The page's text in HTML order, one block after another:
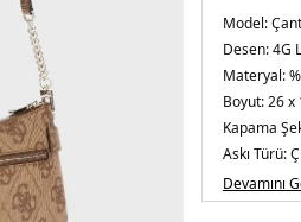
Model:
Desen:4G
Materyal:
Boyut:26 x
Kapama
Askı Türü:
Menşei:
Detaylar:
Devamını